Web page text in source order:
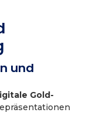
und
Gold-